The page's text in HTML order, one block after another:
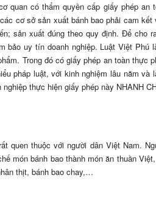
quan có thẩm quyền cấp giấy phép an
cơ sở sản xuất bánh bao phải cam
sản xuất đúng theo quy định. Để cho
bảo uy tín doanh nghiệp. Luật Việt Phú
Trong đó có giấy phép an toàn thực
pháp luật, với kinh nghiệm lâu năm và
thực hiện giấy phép này NHANH
quen thuộc với người dân Việt Nam.
món bánh bao thành món ăn thuần
thịt, bánh bao chay,…